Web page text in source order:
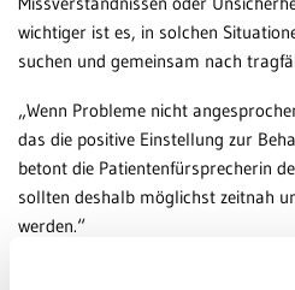
wichtiger ist es, in solchen
suchen und gemeinsam nach
„Wenn Probleme nicht
das die positive Einstellung zur
betont die Patientenfürsprecherin
sollten deshalb möglichst zeitnah
werden.“